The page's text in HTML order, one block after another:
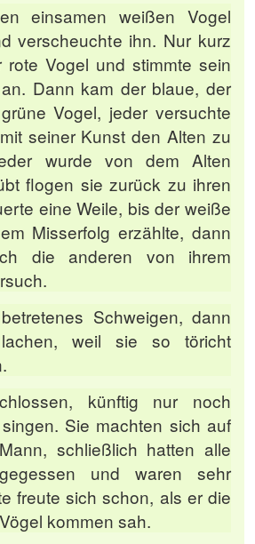
einsamen weißen Vogel
verscheuchte ihn. Nur kurz
Vogel und stimmte sein
Dann kam der blaue, der
Vogel, jeder versuchte
seiner Kunst den Alten zu
wurde von dem Alten
flogen sie zurück zu ihren
eine Weile, bis der weiße
Misserfolg erzählte, dann
die anderen von ihrem
Schweigen, dann
weil sie so töricht
künftig nur noch
Sie machten sich auf
schließlich hatten alle
und waren sehr
freute sich schon, als er die
kommen sah.